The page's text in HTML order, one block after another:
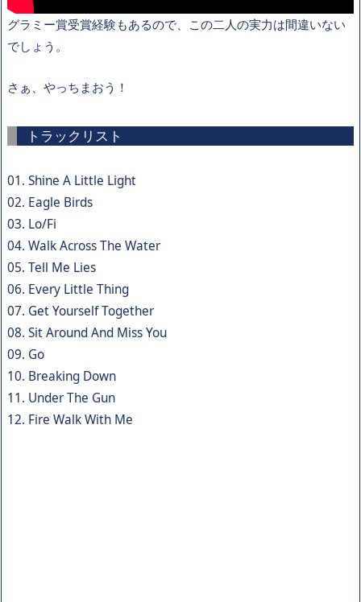
グラミー賞受賞経験もあるので、この二人の実力は間違いない
でしょう。
さぁ、やっちまおう！
トラックリスト
01. Shine A Little Light
02. Eagle Birds
03. Lo/Fi
04. Walk Across The Water
05. Tell Me Lies
06. Every Little Thing
07. Get Yourself Together
08. Sit Around And Miss You
09. Go
10. Breaking Down
11. Under The Gun
12. Fire Walk With Me